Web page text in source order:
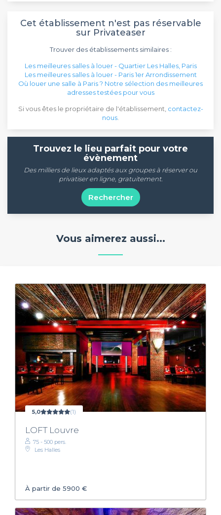
Cet établissement n'est pas réservable
sur Privateaser
Trouver des établissements similaires :
Les meilleures salles à louer - Quartier Les Halles, Paris
Les meilleures salles à louer - Paris 1er Arrondissement
Où louer une salle à Paris ? Notre sélection des meilleures
adresses testées pour vous
Si vous êtes le propriétaire de l'établissement, contactez-
nous
Trouvez le lieu parfait pour votre
évènement
Des milliers de lieux adaptés aux groupes à réserver ou
privatiser en ligne, gratuitement.
Rechercher
Vous aimerez aussi...
5,0 (1)
LOFT Louvre
75 - 500 pers.
Les Halles
À partir de 5900 €